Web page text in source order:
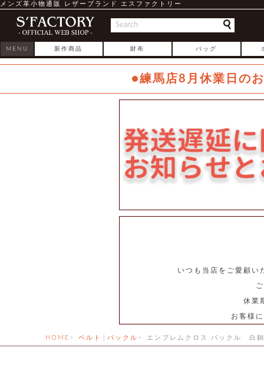
メンズ革小物通販 レザーブランド エスファクトリー
MENU 新作商品 財布 バッグ
●練馬店8月休業日の
いつも当店をご愛顧い
休業
お客様
HOME ベルト│バックル エンブレムクロス バックル 白